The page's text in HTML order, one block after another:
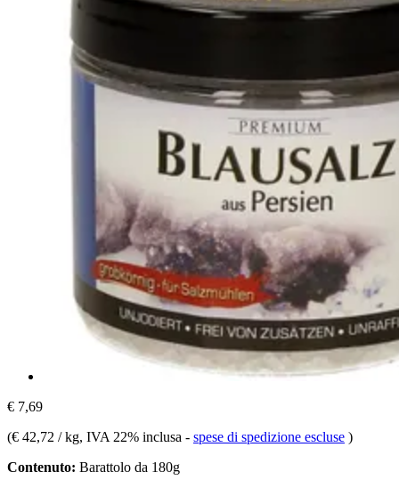
€ 7,69
(€ 42,72 / kg, IVA 22% inclusa - spese di spedizione escluse )
Contenuto: Barattolo da 180g